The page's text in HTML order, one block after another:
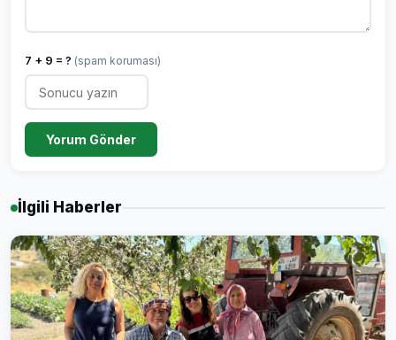
7 + 9 = ? (spam koruması)
Yorum Gönder
İlgili Haberler